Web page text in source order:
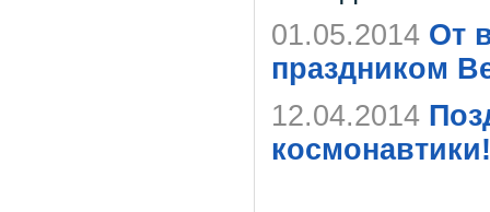
01.05.2014 От
праздником
12.04.2014
космонавтики!